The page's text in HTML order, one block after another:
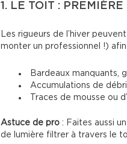
1. LE TOIT :
Les rigueurs de l’hiver
monter un professionnel !)
Bardeaux manquants,
Accumulations de
Traces de mousse ou
Astuce de pro : Faites aussi
de lumière filtrer à travers le